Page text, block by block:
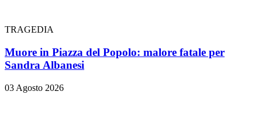
TRAGEDIA
Muore in Piazza del Popolo: malore fatale per
Sandra Albanesi
03 Agosto 2026